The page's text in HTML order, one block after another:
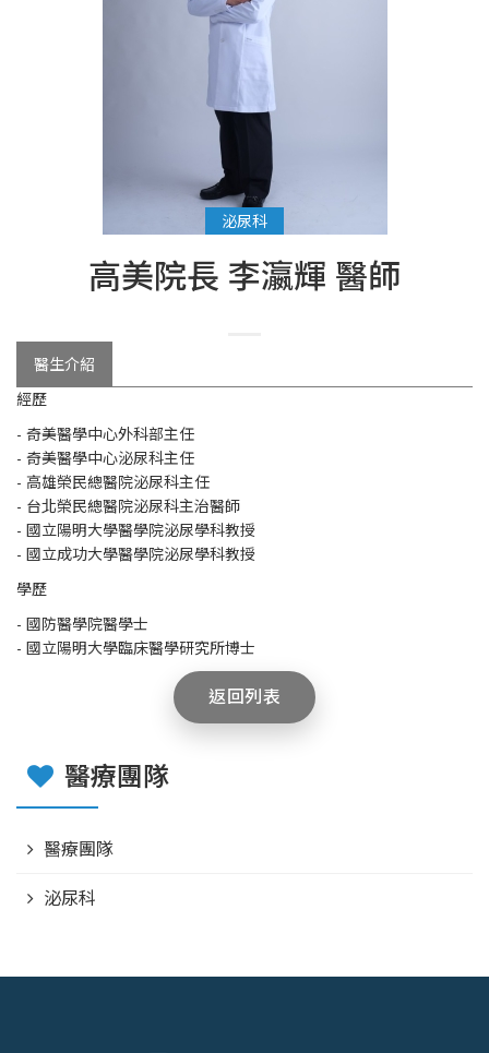
泌尿科
高美院長 李瀛輝 醫師
醫生介紹
經歷
- 奇美醫學中心外科部主任
- 奇美醫學中心泌尿科主任
- 高雄榮民總醫院泌尿科主任
- 台北榮民總醫院泌尿科主治醫師
- 國立陽明大學醫學院泌尿學科教授
- 國立成功大學醫學院泌尿學科教授
學歷
- 國防醫學院醫學士
- 國立陽明大學臨床醫學研究所博士
返回列表
醫療團隊
醫療團隊
泌尿科